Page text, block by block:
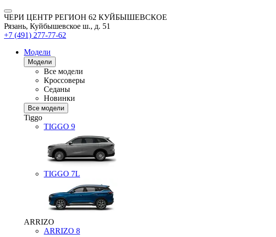
ЧЕРИ ЦЕНТР РЕГИОН 62 КУЙБЫШЕВСКОЕ
Рязань, Куйбышевское ш., д. 51
+7 (491) 277-77-62
Модели
Модели
Все модели
Кроссоверы
Седаны
Новинки
Все модели
Tiggo
TIGGO 9
TIGGO 7L
ARRIZO
ARRIZO 8